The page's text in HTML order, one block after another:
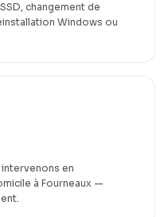
changement de
Windows ou
en
à Fourneaux —